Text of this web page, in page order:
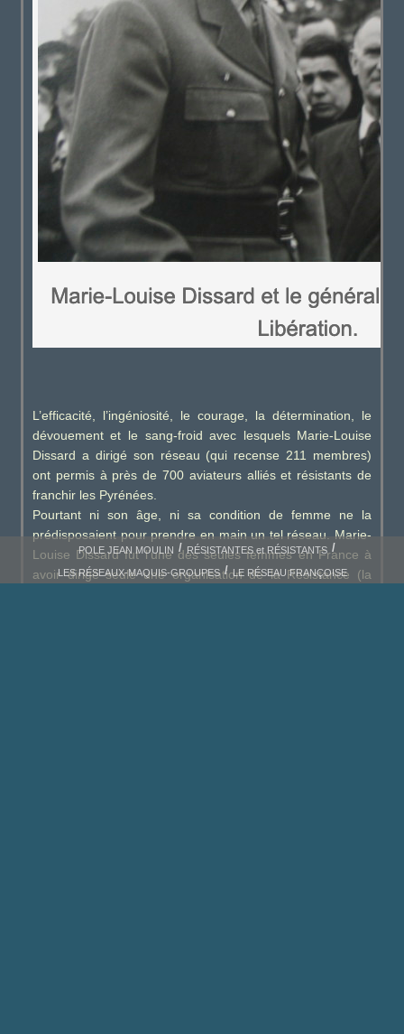
L’efficacité, l’ingéniosité, le courage, la détermination, le
dévouement et le sang-froid avec lesquels Marie-Louise
Dissard a dirigé son réseau (qui recense 211 membres)
ont permis à près de 700 aviateurs alliés et résistants de
franchir les Pyrénées.
Pourtant ni son âge, ni sa condition de femme ne la
prédisposaient pour prendre en main un tel réseau. Marie-
Louise Dissard fut l’une des seules femmes en France à
avoir dirigé seule une organisation de la Résistance (la
POLE JEAN MOULIN RÉSISTANTES et RÉSISTANTS
LES RÉSEAUX-MAQUIS-GROUPES LE RÉSEAU FRANÇOISE